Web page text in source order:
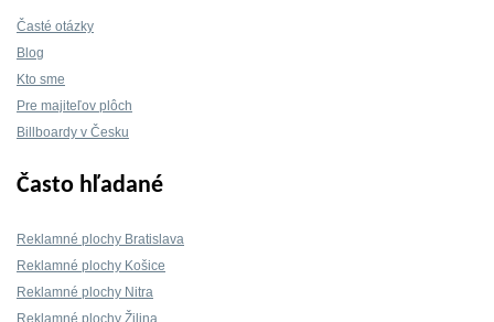
Časté otázky
Blog
Kto sme
Pre majiteľov plôch
Billboardy v Česku
Často hľadané
Reklamné plochy Bratislava
Reklamné plochy Košice
Reklamné plochy Nitra